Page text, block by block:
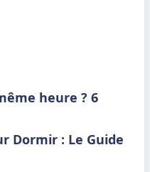
heure ? 6
Dormir : Le Guide